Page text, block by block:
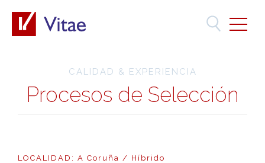
CALIDAD & EXPERIENCIA
Procesos de Selección
LOCALIDAD: A Coruña / Híbrido